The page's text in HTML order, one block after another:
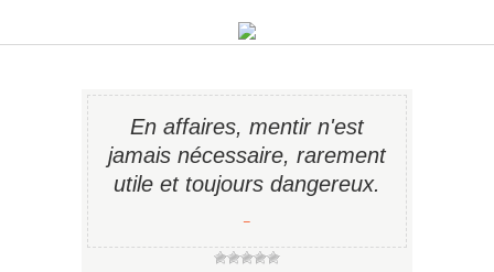
En affaires, mentir n'est
jamais nécessaire, rarement
utile et toujours dangereux.
−